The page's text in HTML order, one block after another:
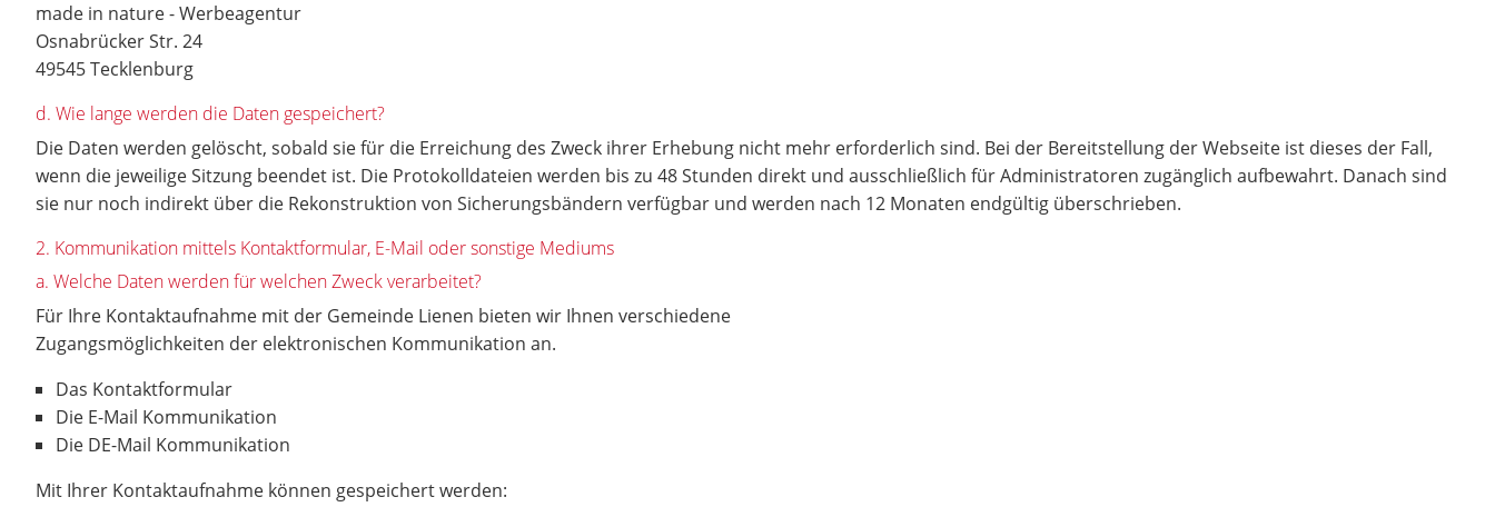
made in nature - Werbeagentur
Osnabrücker Str. 24
49545 Tecklenburg
d. Wie lange werden die Daten gespeichert?
Die Daten werden gelöscht, sobald sie für die Erreichung des Zweck ihrer Erhebung nicht mehr erforderlich sind. Bei der Bereitstellung der Webseite ist dieses der Fall,
wenn die jeweilige Sitzung beendet ist. Die Protokolldateien werden bis zu 48 Stunden direkt und ausschließlich für Administratoren zugänglich aufbewahrt. Danach sind
sie nur noch indirekt über die Rekonstruktion von Sicherungsbändern verfügbar und werden nach 12 Monaten endgültig überschrieben.
2. Kommunikation mittels Kontaktformular, E-Mail oder sonstige Mediums
a. Welche Daten werden für welchen Zweck verarbeitet?
Für Ihre Kontaktaufnahme mit der Gemeinde Lienen bieten wir Ihnen verschiedene
Zugangsmöglichkeiten der elektronischen Kommunikation an.
Das Kontaktformular
Die E-Mail Kommunikation
Die DE-Mail Kommunikation
Mit Ihrer Kontaktaufnahme können gespeichert werden: